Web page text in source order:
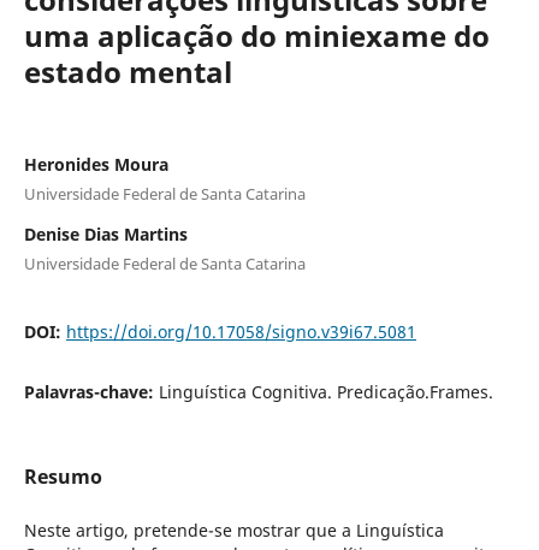
uma aplicação do miniexame do
estado mental
Heronides Moura
Universidade Federal de Santa Catarina
Denise Dias Martins
Universidade Federal de Santa Catarina
DOI: https://doi.org/10.17058/signo.v39i67.5081
Palavras-chave: Linguística Cognitiva. Predicação.Frames.
Resumo
Neste artigo, pretende-se mostrar que a Linguística